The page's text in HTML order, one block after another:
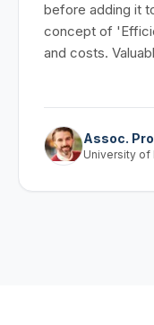
before adding it
concept of
and costs.
Assoc.
University of